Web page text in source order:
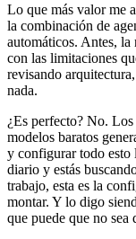
Lo que más valor me
la combinación de
automáticos. Antes,
con las limitaciones
revisando
nada.
¿Es perfecto? No. Los
modelos baratos
y configurar todo esto
diario y estás
trabajo, esta es la
montar. Y lo digo
que puede que no